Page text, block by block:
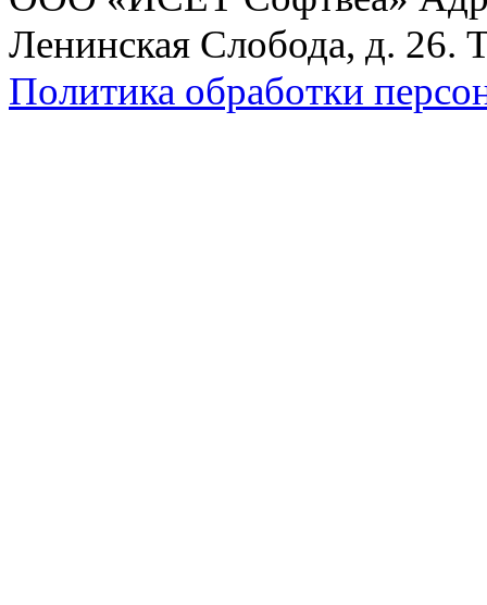
Ленинская Слобода, д. 26.
Политика обработки